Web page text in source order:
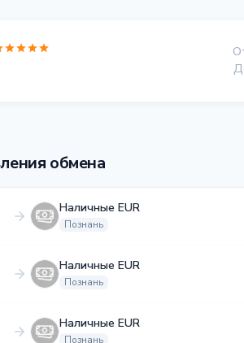
обмена
Наличные EUR
Познань
Наличные EUR
Познань
Наличные EUR
Познань